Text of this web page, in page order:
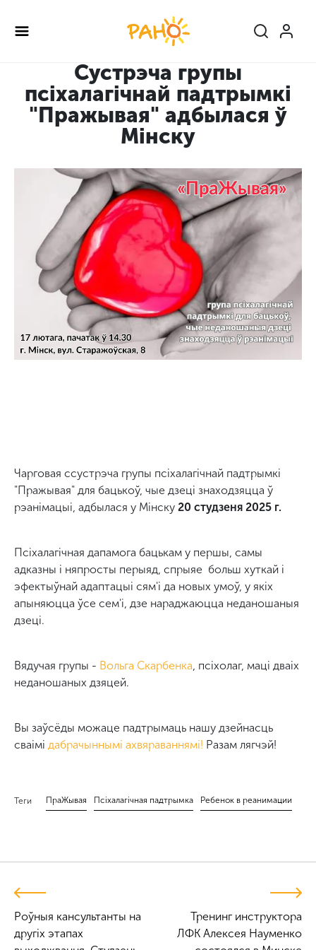
основному
содержанию
Сустрэча групы
псіхалагічнай падтрымкі
"Пражывая" адбылася ў
Мінску
Чарговая ссустрэча групы псіхалагічнай падтрымкі
"Пражывая" для бацькоў, чые дзеці знаходзяцца ў
рэанімацыі, адбылася у Мінску 20 студзеня 2025 г.
Псіхалагічная дапамога бацькам у першы, самы
адказны і няпросты перыяд, спрыяе больш хуткай і
эфектыўнай адаптацыі сям'і да новых умоў, у якіх
апыняюцца ўсе сем'і, дзе нараджаюцца неданошаныя
дзеці.
Вядучая групы - Вольга Скарбенка, псіхолаг, маці дваіх
неданошаных дзяцей.
Вы заўсёды можаце падтрымаць нашу дзейнасць
сваімі дабрачыннымі ахвяраваннямі! Разам лягчэй!
Теги ПраЖывая Псіхалагічная падтрымка Ребенок в реанимации
Роўныя кансультанты на
другіх этапах
Тренинг инструктора
ЛФК Алексея Науменко